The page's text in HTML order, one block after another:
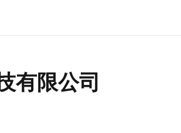
有限公司